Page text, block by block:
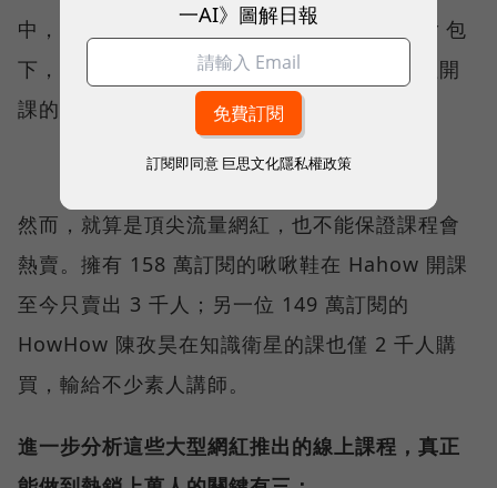
中，熱銷前 3 名課程全由百萬訂閱 Youtuber 包
下，且售出人數遠超過其他的平台講師，網紅開
課的流量變現效果，確實驚人。
然而，就算是頂尖流量網紅，也不能保證課程會
熱賣。擁有 158 萬訂閱的啾啾鞋在 Hahow 開課
至今只賣出 3 千人；另一位 149 萬訂閱的
HowHow 陳孜昊在知識衛星的課也僅 2 千人購
買，輸給不少素人講師。
進一步分析這些大型網紅推出的線上課程，真正
一AI》圖解日報
訂閱即同意 巨思文化隱私權政策